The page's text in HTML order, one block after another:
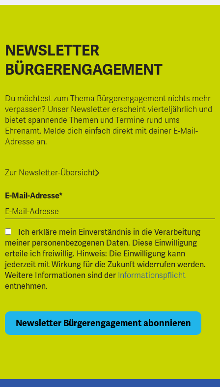
NEWSLETTER
BÜRGERENGAGEMENT
Du möchtest zum Thema Bürgerengagement nichts mehr
verpassen? Unser Newsletter erscheint vierteljährlich und
bietet spannende Themen und Termine rund ums
Ehrenamt. Melde dich einfach direkt mit deiner E-Mail-
Adresse an.
Zur Newsletter-Übersicht
E-Mail-Adresse*
Ich erkläre mein Einverständnis in die Verarbeitung
meiner personenbezogenen Daten. Diese Einwilligung
erteile ich freiwillig. Hinweis: Die Einwilligung kann
jederzeit mit Wirkung für die Zukunft widerrufen werden.
Weitere Informationen sind der Informationspflicht
entnehmen.